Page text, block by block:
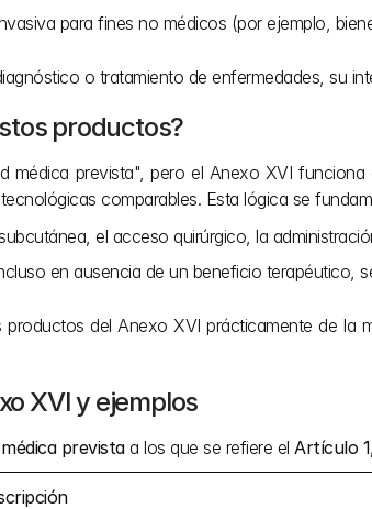
para fines no médicos (por ejemplo,
o tratamiento de enfermedades, su
productos?
médica prevista", pero el Anexo XVI
comparables. Esta lógica se
el acceso quirúrgico, la
en ausencia de un beneficio terapéutico,
del Anexo XVI prácticamente de la
XVI y ejemplos
prevista a los que se refiere el Artículo